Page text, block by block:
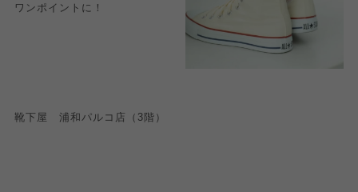
ワンポイントに！
靴下屋 浦和パルコ店（3階）